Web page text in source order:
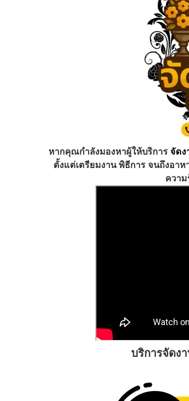
หากคุณกำลังมองหาผู้ให้บริการ จัดง
ตั้งแต่เตรียมงาน พิธีการ จนถึงอา
ความ
บริการจัดง